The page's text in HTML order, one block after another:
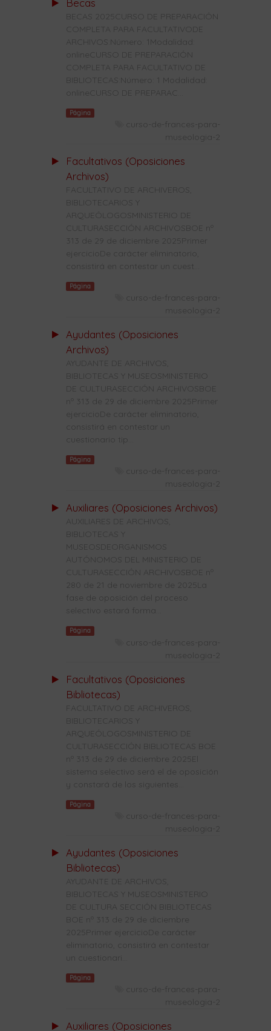
BECAS 2025CURSO DE PREPARACIÓN
COMPLETA PARA FACULTATIVODE
ARCHIVOS:Número: 1Modalidad:
onlineCURSO DE PREPARACIÓN
COMPLETA PARA FACULTATIVO DE
BIBLIOTECAS:Número: 1 Modalidad:
onlineCURSO DE PREPARAC...
Página
curso-de-frances-para-
museologia-2
Facultativos (Oposiciones
Archivos)
FACULTATIVO DE ARCHIVEROS,
BIBLIOTECARIOS Y
ARQUEÓLOGOSMINISTERIO DE
CULTURASECCIÓN ARCHIVOSBOE nº
313 de 29 de diciembre 2025Primer
ejercicioDe carácter eliminatorio,
consistirá en contestar un cuest...
Página
curso-de-frances-para-
museologia-2
Ayudantes (Oposiciones
Archivos)
AYUDANTE DE ARCHIVOS,
BIBLIOTECAS Y MUSEOSMINISTERIO
DE CULTURASECCIÓN ARCHIVOSBOE
nº 313 de 29 de diciembre 2025Primer
ejercicioDe carácter eliminatorio,
consistirá en contestar un
cuestionario tip...
Página
curso-de-frances-para-
museologia-2
Auxiliares (Oposiciones Archivos)
AUXILIARES DE ARCHIVOS,
BIBLIOTECAS Y
MUSEOSDEORGANISMOS
AUTÓNOMOS DEL MINISTERIO DE
CULTURASECCIÓN ARCHIVOSBOE nº
280 de 21 de noviembre de 2025La
fase de oposición del proceso
selectivo estará forma...
Página
curso-de-frances-para-
museologia-2
Facultativos (Oposiciones
Bibliotecas)
FACULTATIVO DE ARCHIVEROS,
BIBLIOTECARIOS Y
ARQUEÓLOGOSMINISTERIO DE
CULTURASECCIÓN BIBLIOTECAS BOE
nº 313 de 29 de diciembre 2025El
sistema selectivo será el de oposición
y constará de los siguientes...
Página
curso-de-frances-para-
museologia-2
Ayudantes (Oposiciones
Bibliotecas)
AYUDANTE DE ARCHIVOS,
BIBLIOTECAS Y MUSEOSMINISTERIO
DE CULTURA SECCIÓN BIBLIOTECAS
BOE nº 313 de 29 de diciembre
2025Primer ejercicioDe carácter
eliminatorio, consistirá en contestar
un cuestionari...
Página
curso-de-frances-para-
museologia-2
Auxiliares (Oposiciones